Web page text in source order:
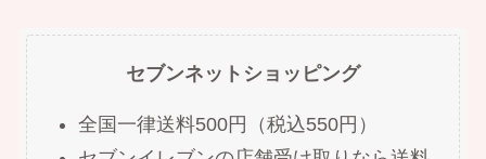
セブンネットショッピング
全国一律送料500円（税込550円）